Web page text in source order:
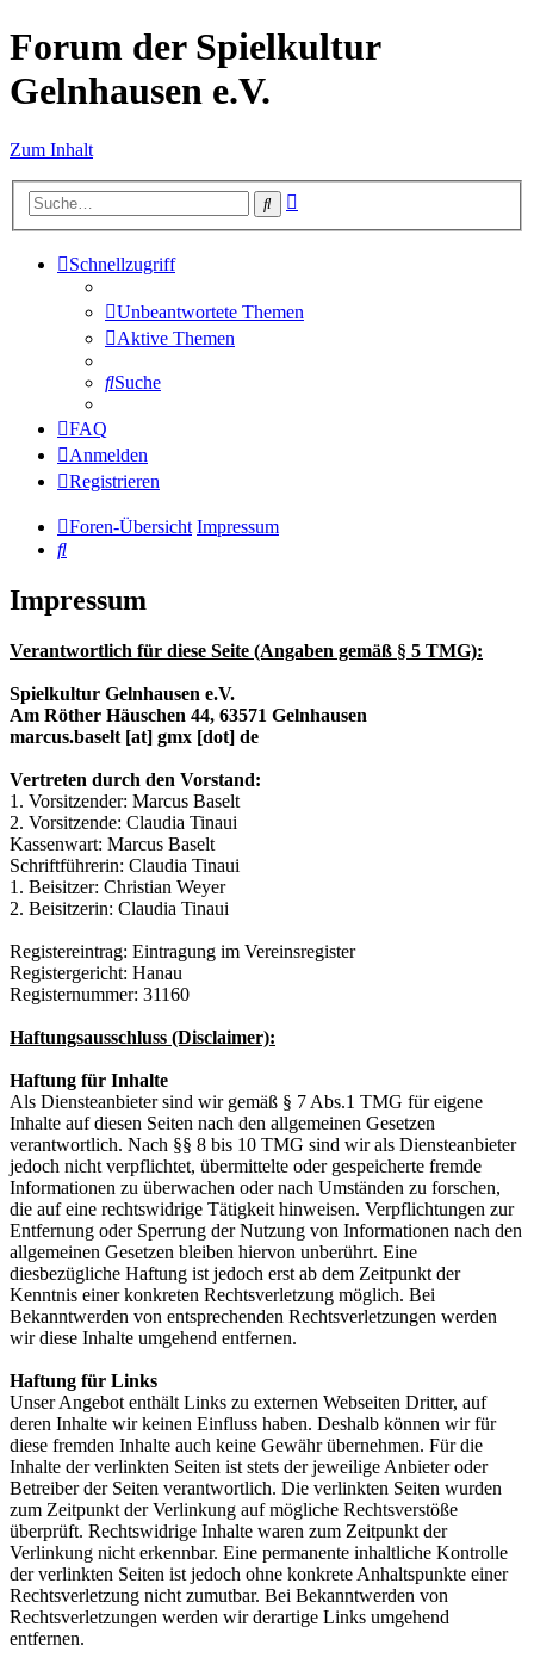
Forum der Spielkultur
Gelnhausen e.V.
Zum Inhalt
Suche
Schnellzugriff
Unbeantwortete Themen
Aktive Themen
Suche
FAQ
Anmelden
Registrieren
Foren-Übersicht Impressum
Suche
Impressum
Verantwortlich für diese Seite (Angaben gemäß § 5 TMG):
Spielkultur Gelnhausen e.V.
Am Röther Häuschen 44, 63571 Gelnhausen
marcus.baselt [at] gmx [dot] de
Vertreten durch den Vorstand:
1. Vorsitzender: Marcus Baselt
2. Vorsitzende: Claudia Tinaui
Kassenwart: Marcus Baselt
Schriftführerin: Claudia Tinaui
1. Beisitzer: Christian Weyer
2. Beisitzerin: Claudia Tinaui
Registereintrag: Eintragung im Vereinsregister
Registergericht: Hanau
Registernummer: 31160
Haftungsausschluss (Disclaimer):
Haftung für Inhalte
Als Diensteanbieter sind wir gemäß § 7 Abs.1 TMG für eigene
Inhalte auf diesen Seiten nach den allgemeinen Gesetzen
verantwortlich. Nach §§ 8 bis 10 TMG sind wir als Diensteanbieter
jedoch nicht verpflichtet, übermittelte oder gespeicherte fremde
Informationen zu überwachen oder nach Umständen zu forschen,
die auf eine rechtswidrige Tätigkeit hinweisen. Verpflichtungen zur
Entfernung oder Sperrung der Nutzung von Informationen nach den
allgemeinen Gesetzen bleiben hiervon unberührt. Eine
diesbezügliche Haftung ist jedoch erst ab dem Zeitpunkt der
Kenntnis einer konkreten Rechtsverletzung möglich. Bei
Bekanntwerden von entsprechenden Rechtsverletzungen werden
wir diese Inhalte umgehend entfernen.
Haftung für Links
Unser Angebot enthält Links zu externen Webseiten Dritter, auf
deren Inhalte wir keinen Einfluss haben. Deshalb können wir für
diese fremden Inhalte auch keine Gewähr übernehmen. Für die
Inhalte der verlinkten Seiten ist stets der jeweilige Anbieter oder
Betreiber der Seiten verantwortlich. Die verlinkten Seiten wurden
zum Zeitpunkt der Verlinkung auf mögliche Rechtsverstöße
überprüft. Rechtswidrige Inhalte waren zum Zeitpunkt der
Verlinkung nicht erkennbar. Eine permanente inhaltliche Kontrolle
der verlinkten Seiten ist jedoch ohne konkrete Anhaltspunkte einer
Rechtsverletzung nicht zumutbar. Bei Bekanntwerden von
Rechtsverletzungen werden wir derartige Links umgehend
entfernen.